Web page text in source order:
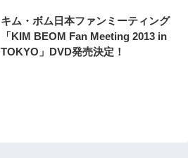
キム・ボム日本ファン​ミーティング
「KIM BEOM Fan Meeting 2013 in
TOKYO」DVD発​売決定！